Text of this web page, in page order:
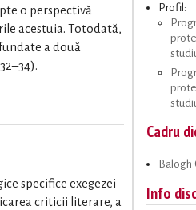
o perspectivă
acestuia. Totodată,
a două
specifice exegezei
criticii literare, a
Profil:
Cadru
Balogh
Info